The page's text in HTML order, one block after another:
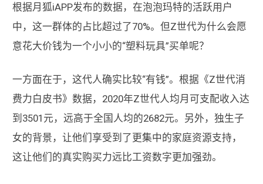
根据月狐iAPP发布的数据，在泡泡玛特的活跃用户
中，这一群体的占比超过了70%。但Z世代为什么会愿
意花大价钱为一个小小的“塑料玩具”买单呢？
一方面在于，这代人确实比较“有钱”。根据《Z世代消
费力白皮书》数据，2020年Z世代人均月可支配收入达
到3501元，远高于全国人均的2682元。另外，独生子
女的背景，让他们享受到了更集中的家庭资源支持，
这让他们的真实购买力远比工资数字更加强劲。